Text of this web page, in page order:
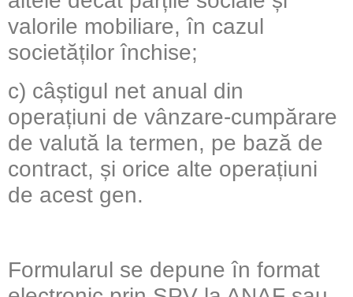
valorile mobiliare, în cazul
societăților închise;
c) câștigul net anual din
operațiuni de vânzare-cumpărare
de valută la termen, pe bază de
contract, și orice alte operațiuni
de acest gen.
Formularul se depune în format